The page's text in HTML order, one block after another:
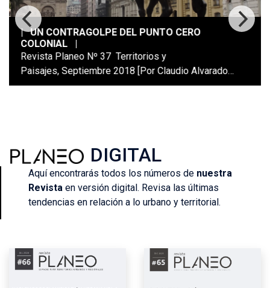
| UN CONTRAGOLPE DEL PUNTO CERO
COLONIAL
Revista Planeo Nº 37 Territorios y
Paisajes, Septiembre 2018 [Por Claudio Alvarado
Lincopi; Comunidad historia mapuche; Estudiante de
mirar desde los pies de Pedro de Valdivia […]
PLANEO DIGITAL
Aquí encontrarás todos los números de nuestra
Revista en versión digital. Revisa las últimas
tendencias en relación a lo urbano y territorial.